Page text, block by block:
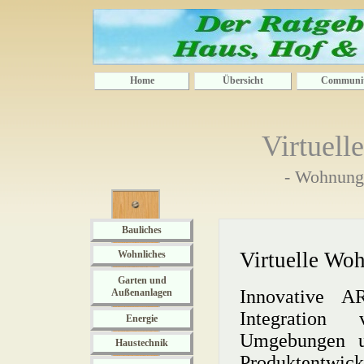
Home Übersicht
-
Bauliches
Wohnliches
Garten und
Außenanlagen
Energie
Haustechnik
Virtuelle
Innovative
Integration